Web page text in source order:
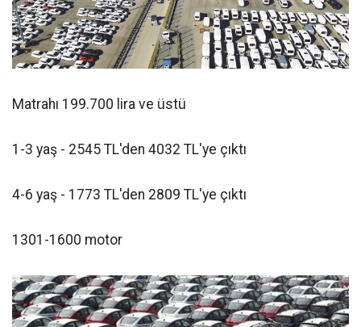
Matrahı 199.700 lira ve üstü
1-3 yaş - 2545 TL'den 4032 TL'ye çıktı
4-6 yaş - 1773 TL'den 2809 TL'ye çıktı
1301-1600 motor